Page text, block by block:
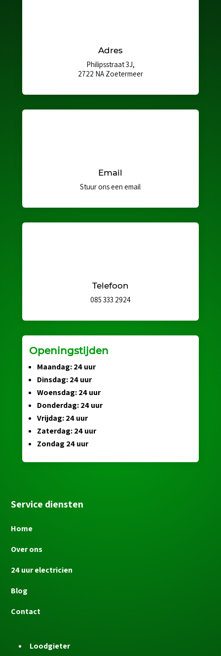
Adres
Philipsstraat 3J,
2722 NA Zoetermeer
Email
Stuur ons een email
Telefoon
085 333 2924
Openingstijden
Maandag: 24 uur
Dinsdag: 24 uur
Woensdag: 24 uur
Donderdag: 24 uur
Vrijdag: 24 uur
Zaterdag: 24 uur
Zondag 24 uur
Service diensten
Home
Over ons
24 uur electricien
Blog
Contact
Loodgieter